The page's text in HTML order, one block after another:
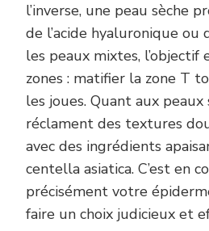
l’inverse, une peau sèche
de l’acide hyaluronique ou
les peaux mixtes, l’objectif
zones : matifier la zone T
les joues. Quant aux peaux
réclament des textures
avec des ingrédients
centella asiatica. C’est en
précisément votre
faire un choix judicieux et